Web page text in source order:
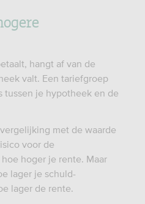
hangt af van de
valt. Een tariefgroep
je hypotheek en de
met de waarde
voor de
hoger je rente. Maar
lager je schuld-
lager de rente.